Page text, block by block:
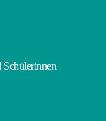
Schülerinnen